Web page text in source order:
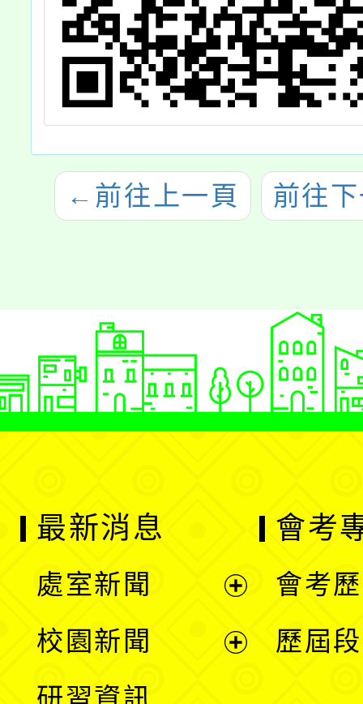
← 前往上一頁 前往
最新消息
處室新聞
校園新聞
研習資訊
會考
會考
歷屆